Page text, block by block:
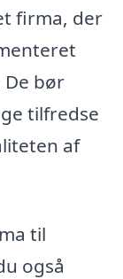
firma, der
bør
tilfredse
af
til
også